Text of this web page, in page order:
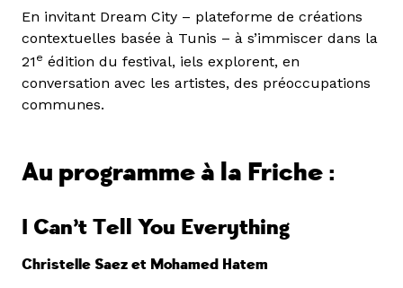
En invitant Dream City – plateforme de créations
contextuelles basée à Tunis – à s’immiscer dans la
21 e édition du festival, iels explorent, en
conversation avec les artistes, des préoccupations
communes.
Au programme à la Friche :
I Can’t Tell You Everything
Christelle Saez et Mohamed Hatem